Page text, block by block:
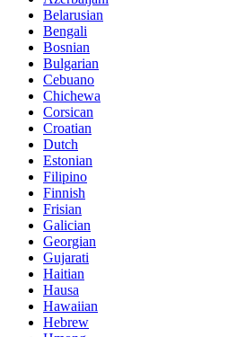
Belarusian
Bengali
Bosnian
Bulgarian
Cebuano
Chichewa
Corsican
Croatian
Dutch
Estonian
Filipino
Finnish
Frisian
Galician
Georgian
Gujarati
Haitian
Hausa
Hawaiian
Hebrew